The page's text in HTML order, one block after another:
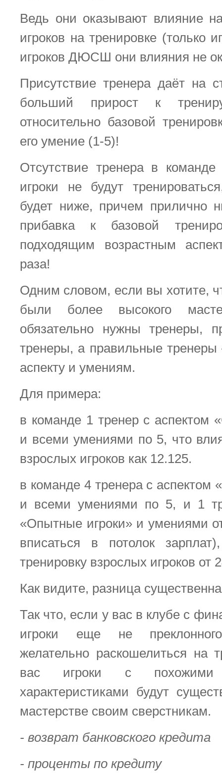
Ведь они оказывают влияние
игроков на тренировке (только
игроков ДЮСШ они влияния не
Присутствие тренера даёт на
больший прирост к
относительно базовой
его умение (1-5)!
Отсутствие тренера в команде
игроки не будут
будет ниже, причем прилично
прибавка к базовой
подходящим возрастным
раза!
Одним словом, если вы хотите,
были более высокого
обязательно нужны тренеры,
тренеры, а правильные тренеры
аспекту и умениям.
Для примера:
в команде 1 тренер с аспектом
и всеми умениями по 5, что
взрослых игроков как 12.125.
в команде 4 тренера с аспектом
и всеми умениями по 5, и 1
«Опытные игроки» и умениями
вписаться в потолок
тренировку взрослых игроков от
Как видите, разница
Так что, если у вас в клубе с
игроки еще не
желательно раскошелиться на
вас игроки с
характеристиками будут
мастерстве своим сверстникам.
- возврат банковского кредита
- проценты по кредиту